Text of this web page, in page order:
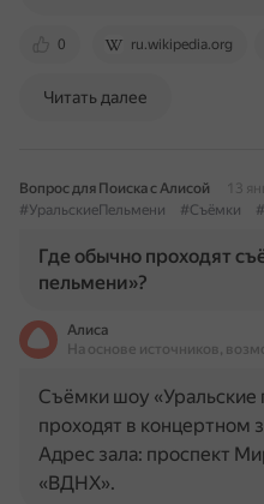
0 ru.wikipedia.org
Читать далее
Вопрос для Поиска с Алисой
13
#УральскиеПельмени
#Съёмки
Где обычно проходят
пельмени»?
Алиса
На основе источников,
Съёмки шоу «Уральские
проходят в концертном
Адрес зала: проспект
«ВДНХ».